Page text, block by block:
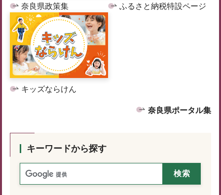
奈良県政策集 ふるさと納税特設ページ
キッズならけん
奈良県ポータル集
キーワードから探す